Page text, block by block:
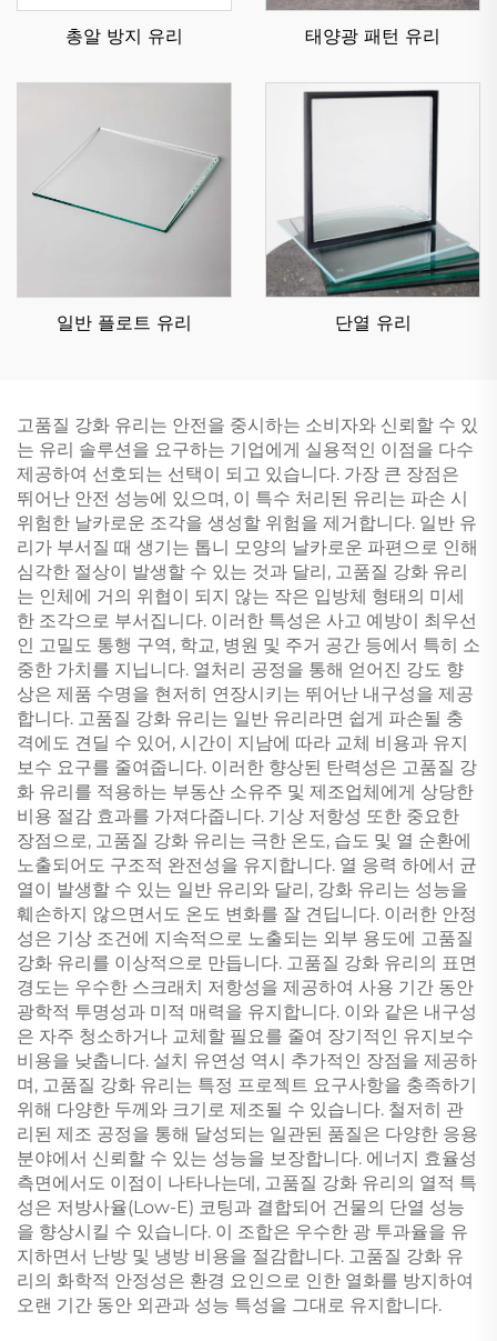
총알 방지 유리 태양광 패턴 유리
일반 플로트 유리 단열 유리
고품질 강화 유리는 안전을 중시하는 소비자와 신뢰할 수 있
는 유리 솔루션을 요구하는 기업에게 실용적인 이점을 다수
제공하여 선호되는 선택이 되고 있습니다. 가장 큰 장점은
뛰어난 안전 성능에 있으며, 이 특수 처리된 유리는 파손 시
위험한 날카로운 조각을 생성할 위험을 제거합니다. 일반 유
리가 부서질 때 생기는 톱니 모양의 날카로운 파편으로 인해
심각한 절상이 발생할 수 있는 것과 달리, 고품질 강화 유리
는 인체에 거의 위협이 되지 않는 작은 입방체 형태의 미세
한 조각으로 부서집니다. 이러한 특성은 사고 예방이 최우선
인 고밀도 통행 구역, 학교, 병원 및 주거 공간 등에서 특히 소
중한 가치를 지닙니다. 열처리 공정을 통해 얻어진 강도 향
상은 제품 수명을 현저히 연장시키는 뛰어난 내구성을 제공
합니다. 고품질 강화 유리는 일반 유리라면 쉽게 파손될 충
격에도 견딜 수 있어, 시간이 지남에 따라 교체 비용과 유지
보수 요구를 줄여줍니다. 이러한 향상된 탄력성은 고품질 강
화 유리를 적용하는 부동산 소유주 및 제조업체에게 상당한
비용 절감 효과를 가져다줍니다. 기상 저항성 또한 중요한
장점으로, 고품질 강화 유리는 극한 온도, 습도 및 열 순환에
노출되어도 구조적 완전성을 유지합니다. 열 응력 하에서 균
열이 발생할 수 있는 일반 유리와 달리, 강화 유리는 성능을
훼손하지 않으면서도 온도 변화를 잘 견딥니다. 이러한 안정
성은 기상 조건에 지속적으로 노출되는 외부 용도에 고품질
강화 유리를 이상적으로 만듭니다. 고품질 강화 유리의 표면
경도는 우수한 스크래치 저항성을 제공하여 사용 기간 동안
광학적 투명성과 미적 매력을 유지합니다. 이와 같은 내구성
은 자주 청소하거나 교체할 필요를 줄여 장기적인 유지보수
비용을 낮춥니다. 설치 유연성 역시 추가적인 장점을 제공하
며, 고품질 강화 유리는 특정 프로젝트 요구사항을 충족하기
위해 다양한 두께와 크기로 제조될 수 있습니다. 철저히 관
리된 제조 공정을 통해 달성되는 일관된 품질은 다양한 응용
분야에서 신뢰할 수 있는 성능을 보장합니다. 에너지 효율성
측면에서도 이점이 나타나는데, 고품질 강화 유리의 열적 특
성은 저방사율(Low-E) 코팅과 결합되어 건물의 단열 성능
을 향상시킬 수 있습니다. 이 조합은 우수한 광 투과율을 유
지하면서 난방 및 냉방 비용을 절감합니다. 고품질 강화 유
리의 화학적 안정성은 환경 요인으로 인한 열화를 방지하여
오랜 기간 동안 외관과 성능 특성을 그대로 유지합니다.